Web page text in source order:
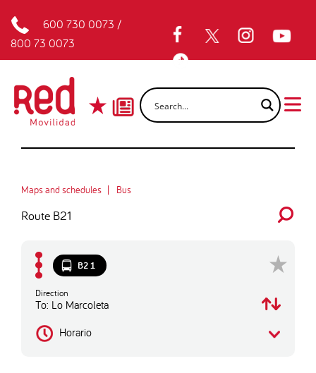
600 730 0073 /
800 73 0073
Maps and schedules Bus
Route B21
B21
Direction
To: Lo Marcoleta
Horario